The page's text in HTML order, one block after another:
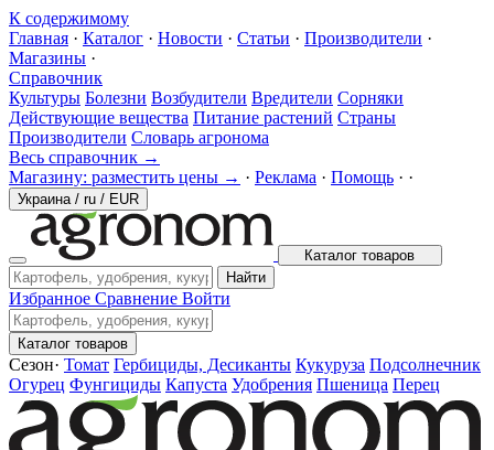
К содержимому
Главная · Каталог · Новости · Статьи · Производители ·
Магазины ·
Справочник
Культуры Болезни Возбудители Вредители Сорняки
Действующие вещества Питание растений Страны
Производители Словарь агронома
Весь справочник →
Магазину: разместить цены → · Реклама · Помощь · ·
Украина / ru / EUR
Каталог товаров
Найти
Избранное Сравнение Войти
Каталог товаров
Сезон· Томат Гербициды, Десиканты Кукуруза Подсолнечник
Огурец Фунгициды Капуста Удобрения Пшеница Перец